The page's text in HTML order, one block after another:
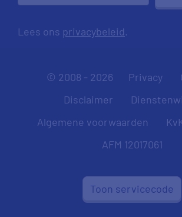
Lees ons privacybeleid.
© 2008 - 2026 Privacy
Disclaimer
Algemene voorwaarden
AFM 12017061
Toon servicecode